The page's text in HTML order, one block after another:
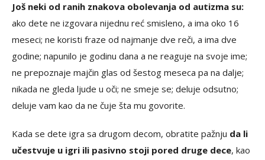
Još neki od ranih znakova obolevanja od autizma su:
ako dete ne izgovara nijednu reć smisleno, a ima oko 16
meseci; ne koristi fraze od najmanje dve reči, a ima dve
godine; napunilo je godinu dana a ne reaguje na svoje ime;
ne prepoznaje majčin glas od šestog meseca pa na dalje;
nikada ne gleda ljude u oči; ne smeje se; deluje odsutno;
deluje vam kao da ne čuje šta mu govorite.
Kada se dete igra sa drugom decom, obratite pažnju da li
učestvuje u igri ili pasivno stoji pored druge dece, kao